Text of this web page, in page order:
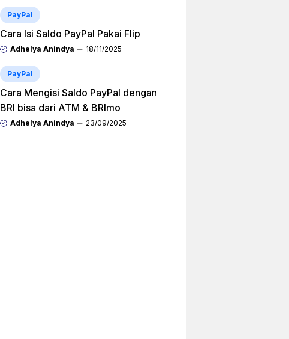
PayPal
Cara Isi Saldo PayPal Pakai Flip
Adhelya Anindya 18/11/2025
PayPal
Cara Mengisi Saldo PayPal dengan
BRI bisa dari ATM & BRImo
Adhelya Anindya 23/09/2025